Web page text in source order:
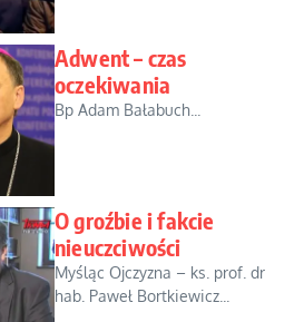
Adwent – czas
oczekiwania
Bp Adam Bałabuch...
O groźbie i fakcie
nieuczciwości
Myśląc Ojczyzna – ks. prof. dr
hab. Paweł Bortkiewicz...